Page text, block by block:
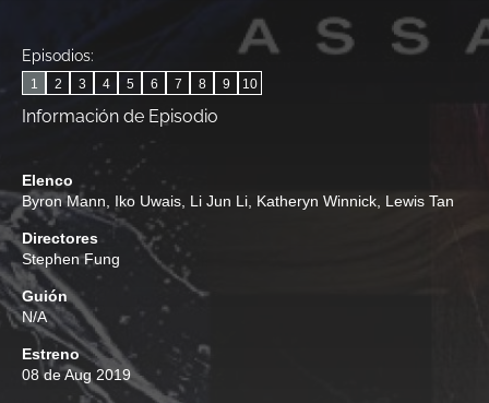
Episodios:
1 2 3 4 5 6 7 8 9 10
Información de Episodio
Elenco
Byron Mann
Iko Uwais Li Jun Li Katheryn Winnick Lewis Tan
Directores
Stephen Fung
Guión
N/A
Estreno
08 de Aug 2019